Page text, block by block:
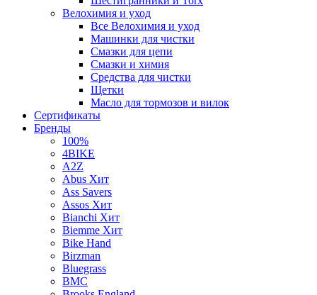
Велохимия и уход
Все Велохимия и уход
Машинки для чистки
Смазки для цепи
Смазки и химия
Средства для чистки
Щетки
Масло для тормозов и вилок
Сертификаты
Бренды
100%
4BIKE
A2Z
Abus Хит
Ass Savers
Assos Хит
Bianchi Хит
Biemme Хит
Bike Hand
Birzman
Bluegrass
BMC